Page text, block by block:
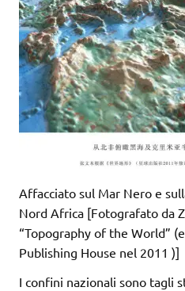
Affacciato sul Mar Nero e
Nord Africa [Fotografato da
“Topography of the World”
Publishing House nel 2011 )]
I confini nazionali sono tagli